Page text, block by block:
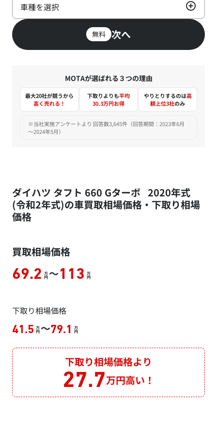
車種を選択
無料 次へ
MOTAが選ばれる３つの理由
最大20社が競うから
高く売れる！
下取りよりも平均
30.3万円お得
やりとりするのは高
額上位3社のみ
※当社実施アンケートより 回答数3,645件（回答期間：2023年6月
～2024年5月）
ダイハツ タフト 660 Gターボ 2020年式
(令和2年式)の車買取相場価格・下取り相場
価格
買取相場価格
69.2 万
円 ～113 万
円
下取り相場価格
41.5 万
円 ～79.1 万
円
下取り相場価格より
27.7万円高い！